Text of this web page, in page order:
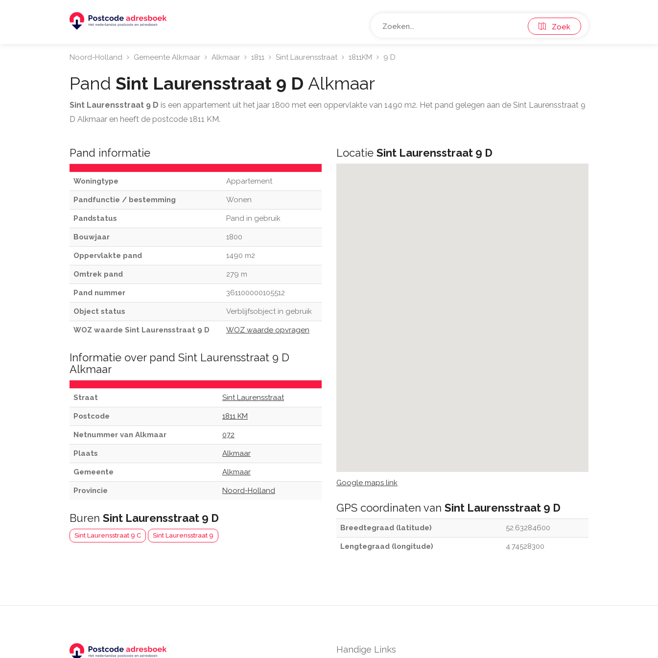
Zoek
Noord-Holland Gemeente Alkmaar Alkmaar 1811 Sint Laurensstraat 1811KM 9 D
Pand Sint Laurensstraat 9 D Alkmaar
Sint Laurensstraat 9 D is een appartement uit het jaar 1800 met een oppervlakte van 1490 m2. Het pand gelegen aan de Sint Laurensstraat 9
D Alkmaar en heeft de postcode 1811 KM.
Pand informatie
Woningtype Appartement
Pandfunctie / bestemming Wonen
Pandstatus Pand in gebruik
Bouwjaar 1800
Oppervlakte pand 1490 m2
Omtrek pand 279 m
Pand nummer 361100000105512
Object status Verblijfsobject in gebruik
WOZ waarde Sint Laurensstraat 9 D WOZ waarde opvragen
Informatie over pand Sint Laurensstraat 9 D
Alkmaar
Straat Sint Laurensstraat
Postcode 1811 KM
Netnummer van Alkmaar 072
Plaats Alkmaar
Gemeente Alkmaar
Provincie Noord-Holland
Buren Sint Laurensstraat 9 D
Sint Laurensstraat 9 C Sint Laurensstraat 9
Locatie Sint Laurensstraat 9 D
Google maps link
GPS coordinaten van Sint Laurensstraat 9 D
Breedtegraad (latitude) 52.63284600
Lengtegraad (longitude) 4.74528300
Handige Links